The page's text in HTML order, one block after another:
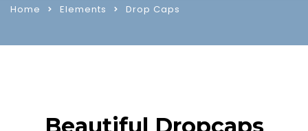
Home Elements Drop Caps
Beautiful Dropcaps